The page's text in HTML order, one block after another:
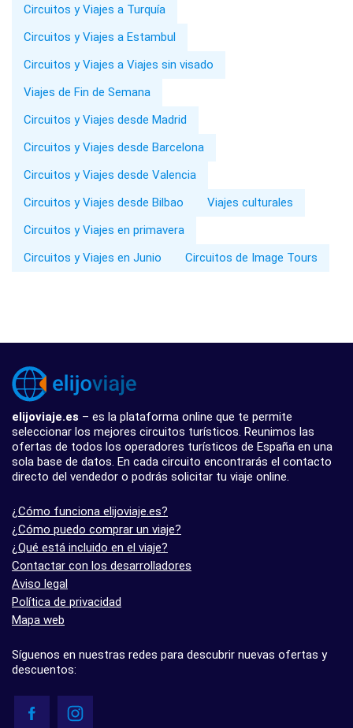
Circuitos y Viajes a Turquía
Circuitos y Viajes a Estambul
Circuitos y Viajes a Viajes sin visado
Viajes de Fin de Semana
Circuitos y Viajes desde Madrid
Circuitos y Viajes desde Barcelona
Circuitos y Viajes desde Valencia
Circuitos y Viajes desde Bilbao
Viajes culturales
Circuitos y Viajes en primavera
Circuitos y Viajes en Junio
Circuitos de Image Tours
elijoviaje.es – es la plataforma online que te permite
seleccionar los mejores circuitos turísticos. Reunimos las
ofertas de todos los operadores turísticos de España en una
sola base de datos. En cada circuito encontrarás el contacto
directo del vendedor o podrás solicitar tu viaje online.
¿Cómo funciona elijoviaje.es?
¿Cómo puedo comprar un viaje?
¿Qué está incluido en el viaje?
Contactar con los desarrolladores
Aviso legal
Política de privacidad
Mapa web
Síguenos en nuestras redes para descubrir nuevas ofertas y
descuentos: